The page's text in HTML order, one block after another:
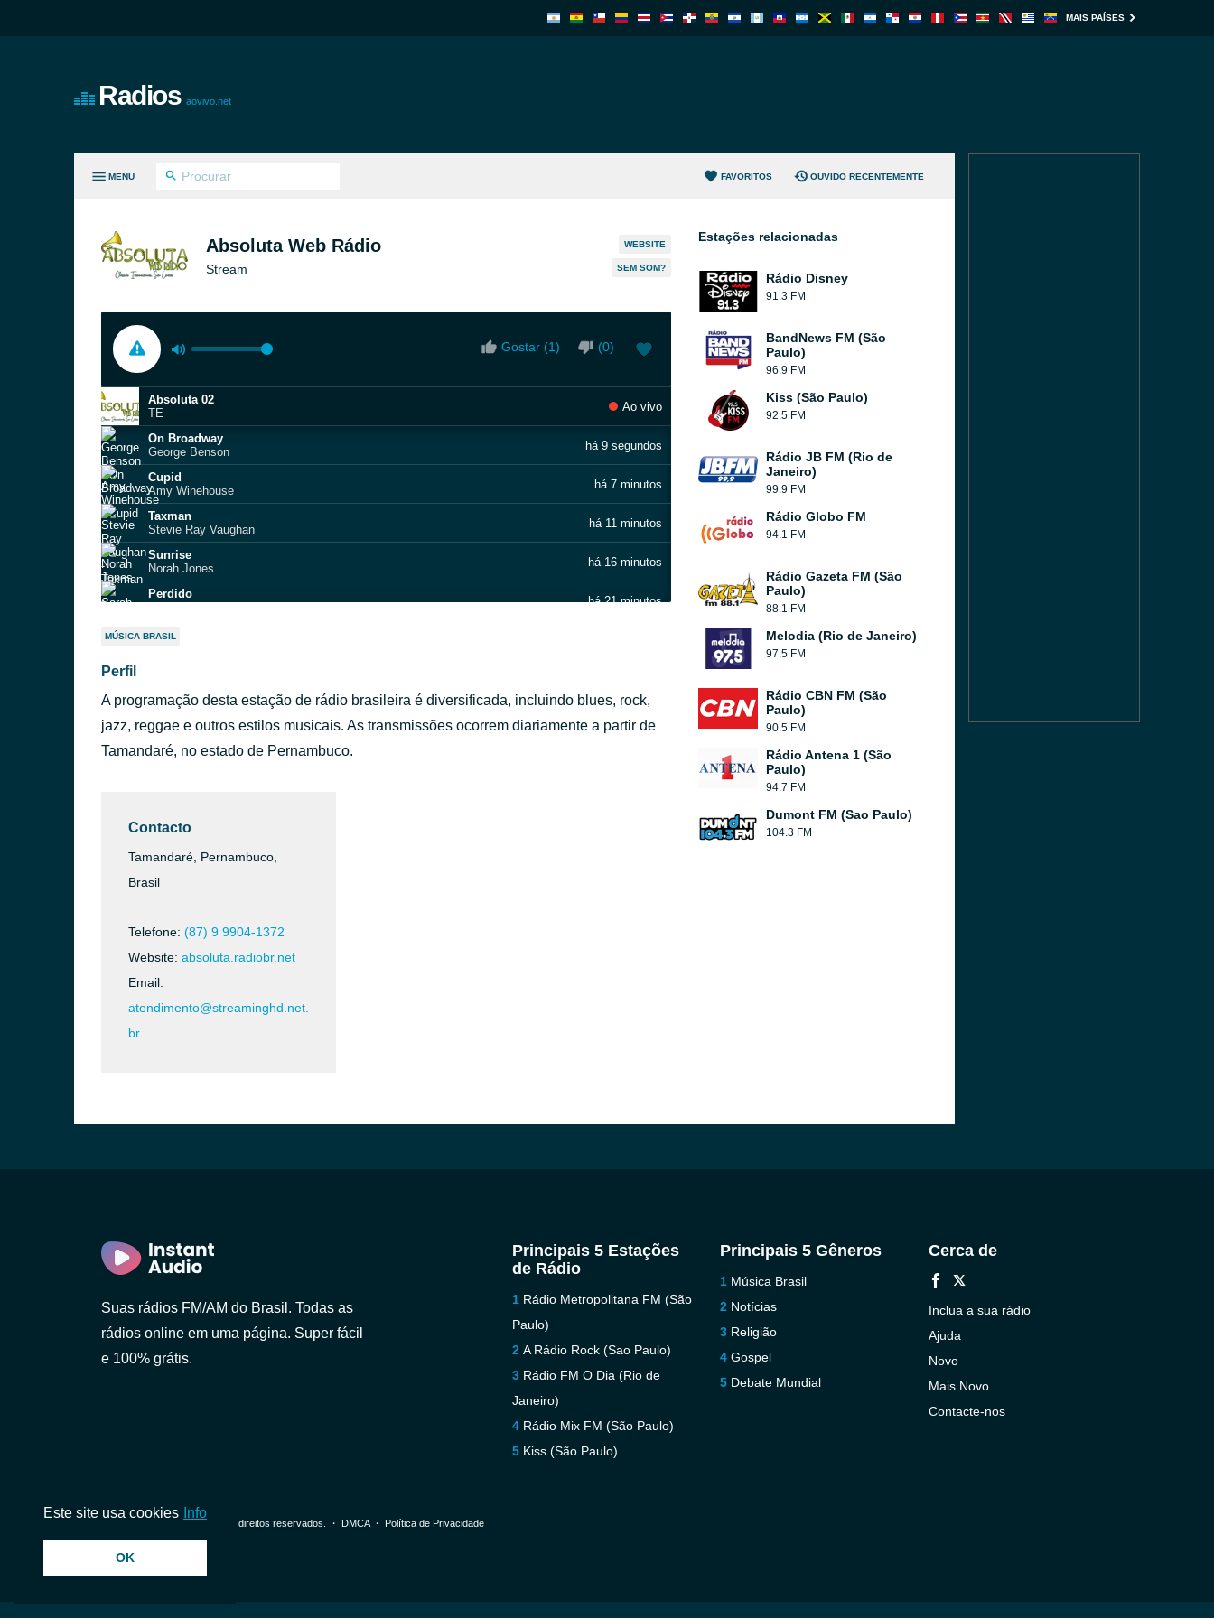
MAIS PAÍSES
Radios aovivo.net
MENU FAVORITOS OUVIDO RECENTEMENTE
Absoluta Web Rádio
Stream
WEBSITE
SEM SOM?
Gostar (1) (0)
Absoluta 02
TE
Ao vivo
On Broadway
George Benson
há 9 segundos
Cupid
Amy Winehouse
há 7 minutos
Taxman
Stevie Ray Vaughan
há 11 minutos
Sunrise
Norah Jones
há 16 minutos
Perdido
há 21 minutos
Feeling Good
What a Wonderful World
B.B. King
há 44 minutos
Wee Wee Hours
MÚSICA BRASIL
Perfil
A programação desta estação de rádio brasileira é diversificada, incluindo blues, rock,
jazz, reggae e outros estilos musicais. As transmissões ocorrem diariamente a partir de
Tamandaré, no estado de Pernambuco.
Contacto
Tamandaré, Pernambuco,
Brasil
Telefone: (87) 9 9904-1372
Website: absoluta.radiobr.net
Email:
atendimento@streaminghd.net.
br
Estações relacionadas
Rádio Disney
91.3 FM
BandNews FM (São
Paulo)
96.9 FM
Kiss (São Paulo)
92.5 FM
Rádio JB FM (Rio de
Janeiro)
99.9 FM
Rádio Globo FM
94.1 FM
Rádio Gazeta FM (São
Paulo)
88.1 FM
Melodia (Rio de Janeiro)
97.5 FM
Rádio CBN FM (São
Paulo)
90.5 FM
Rádio Antena 1 (São
Paulo)
94.7 FM
Dumont FM (Sao Paulo)
104.3 FM
Suas rádios FM/AM do Brasil. Todas as
rádios online em uma página. Super fácil
e 100% grátis.
Principais 5 Estações
de Rádio
Rádio Metropolitana FM (São
Paulo)
A Rádio Rock (Sao Paulo)
Rádio FM O Dia (Rio de
Janeiro)
Rádio Mix FM (São Paulo)
Kiss (São Paulo)
Principais 5 Gêneros
Música Brasil
Notícias
Religião
Gospel
Debate Mundial
Cerca de
Inclua a sua rádio
Ajuda
Novo
Mais Novo
Contacte-nos
© 2026 InstantAudio. Todos os direitos reservados. ・ DMCA・ Política de Privacidade
Este site usa cookies Info
OK